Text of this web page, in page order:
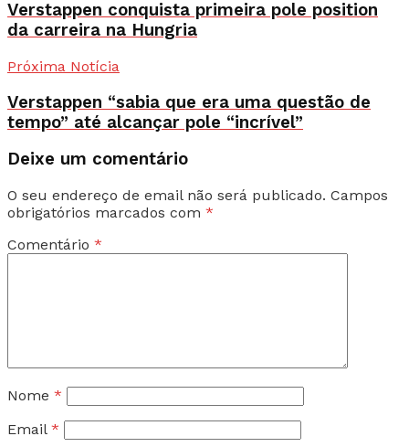
Verstappen conquista primeira pole position
da carreira na Hungria
Próxima Notícia
Verstappen “sabia que era uma questão de
tempo” até alcançar pole “incrível”
Deixe um comentário
O seu endereço de email não será publicado. Campos
obrigatórios marcados com *
Comentário *
Nome *
Email *